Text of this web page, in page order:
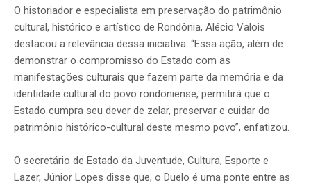
O historiador e especialista em preservação do patrimônio
cultural, histórico e artístico de Rondônia, Alécio Valois
destacou a relevância dessa iniciativa. “Essa ação, além de
demonstrar o compromisso do Estado com as
manifestações culturais que fazem parte da memória e da
identidade cultural do povo rondoniense, permitirá que o
Estado cumpra seu dever de zelar, preservar e cuidar do
patrimônio histórico-cultural deste mesmo povo”, enfatizou.
O secretário de Estado da Juventude, Cultura, Esporte e
Lazer, Júnior Lopes disse que, o Duelo é uma ponte entre as